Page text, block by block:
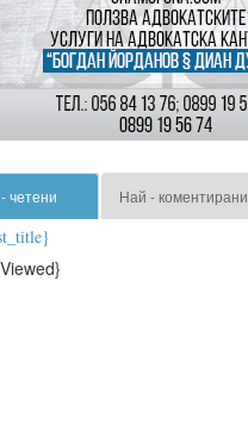
четени Най - коментирани